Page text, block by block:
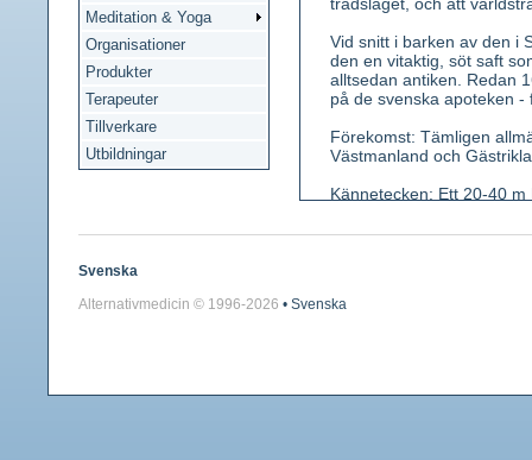
Meditation & Yoga
Organisationer
Produkter
Terapeuter
Tillverkare
Utbildningar
Vid snitt i barken av den i
den en vitaktig, söt saft
alltsedan antiken. Redan
på de svenska apoteken
Förekomst: Tämligen
Västmanland och
Kännetecken: Ett 20-40
början av juni och faller
Smak bitter.
Svenska
Alternativmedicin © 1996-2026 • Svenska